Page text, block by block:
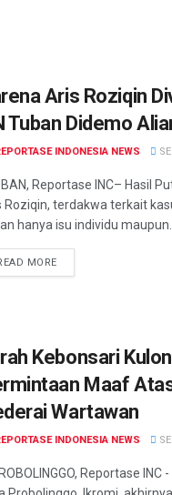
Aris Roziqin
Tuban Didemo
INDONESIA NEWS
Reportase INC– Hasil
Roziqin, terdakwa terkait
hanya isu individu maupun...
MORE
Kebonsari
Maaf
Wartawan
INDONESIA NEWS
Reportase INC